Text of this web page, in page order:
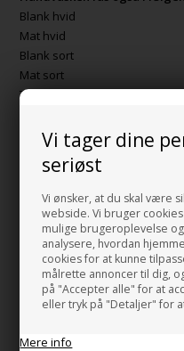
Vi tager dine
seriøst
Vi ønsker, at du skal være
webside. Vi bruger
mulige brugeroplevelse
analysere, hvordan
cookies for at kunne
målrette annoncer til dig,
på "Accepter alle" for at
eller tryk på "Detaljer" for
Mere info
Blank hvid
Mat hvid
Blank sort
Mat sort
Tempesta/Pastel lyseblå
Bundventil i
MADE IN ITALY
HUSK OGSÅ DISSE
HI-TECH
+898,00